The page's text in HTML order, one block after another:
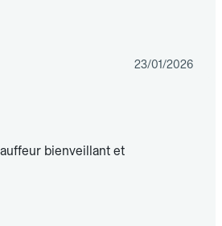
23/01/2026
bienveillant et